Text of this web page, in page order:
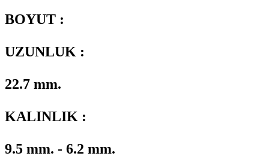
BOYUT :
UZUNLUK :
22.7 mm.
KALINLIK :
9.5 mm. - 6.2 mm.